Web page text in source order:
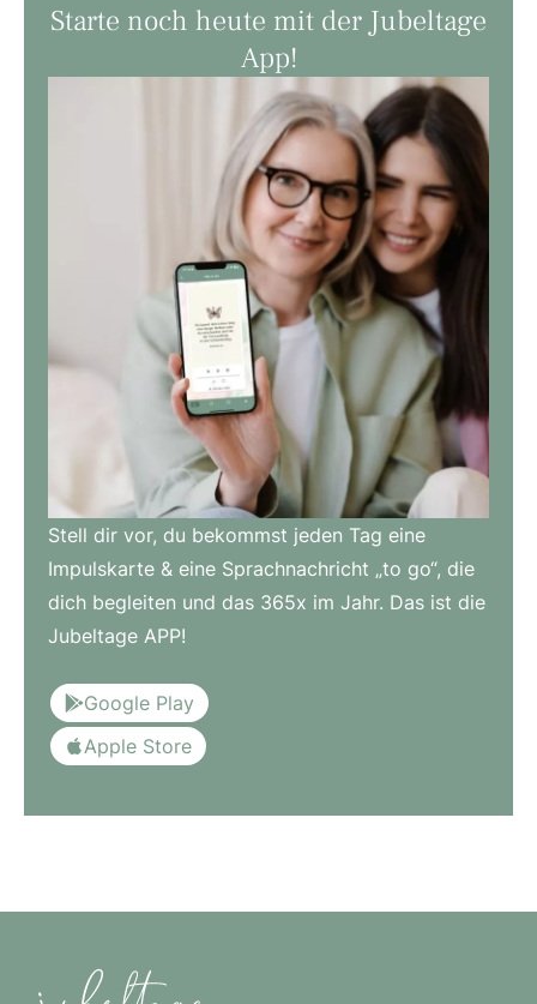
Starte noch heute mit der Jubeltage
App!
Stell dir vor, du bekommst jeden Tag eine
Impulskarte & eine Sprachnachricht „to go“, die
dich begleiten und das 365x im Jahr. Das ist die
Jubeltage APP!
Google Play
Apple Store